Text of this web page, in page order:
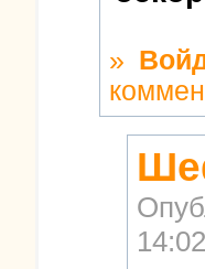
»
14:02